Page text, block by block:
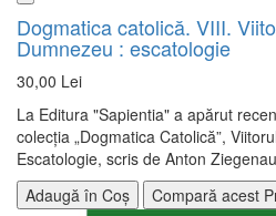
Dogmatica catolică. VIII.
Dumnezeu : escatologie
30,00 Lei
La Editura "Sapientia" a apărut
colecția „Dogmatica Catolică”,
Escatologie, scris de Anton
Adaugă în Coș
Compară acest